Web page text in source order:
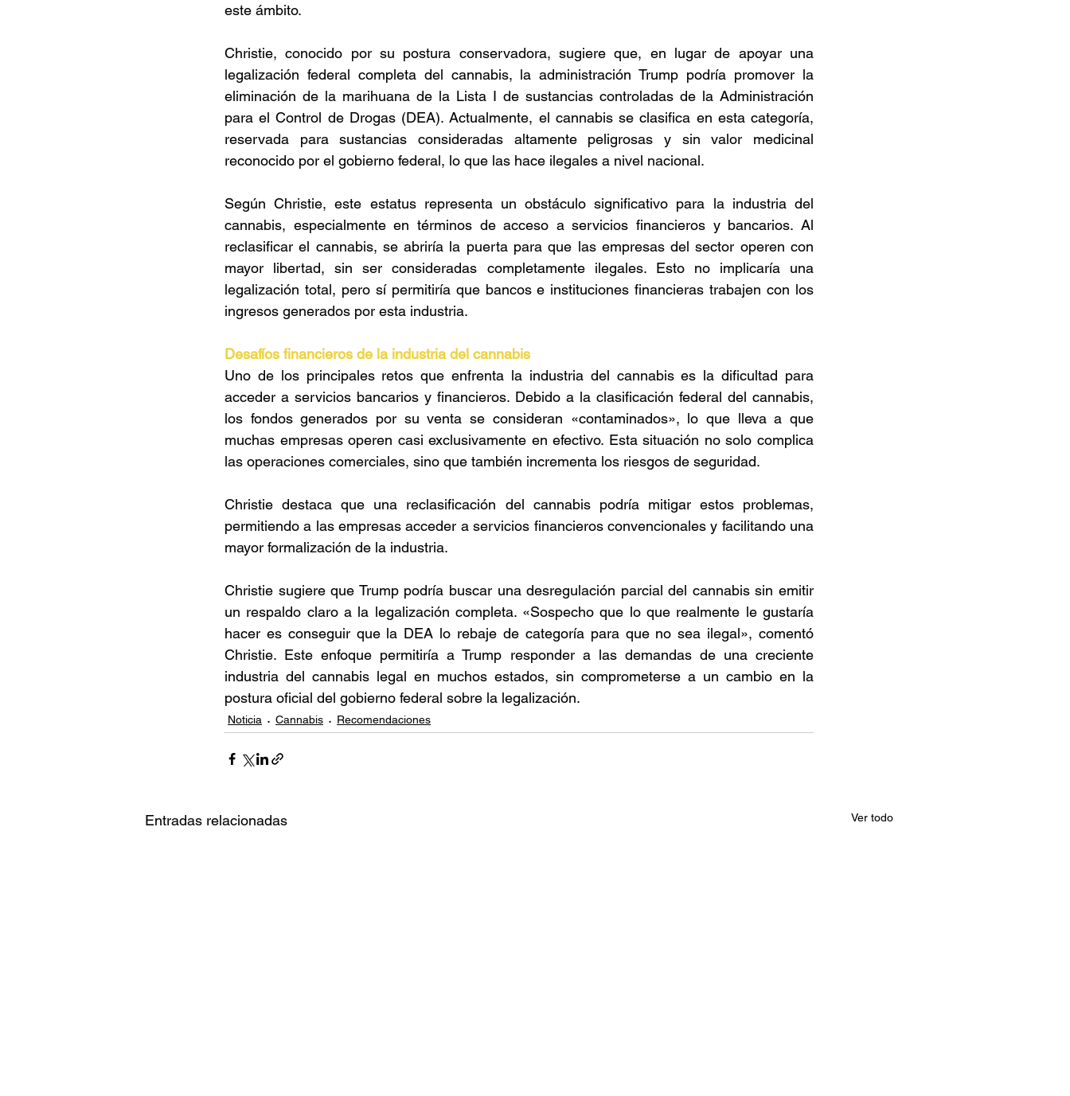
este ámbito.
Christie, conocido por su postura conservadora, sugiere que, en lugar de apoyar una
legalización federal completa del cannabis, la administración Trump podría promover la
eliminación de la marihuana de la Lista I de sustancias controladas de la Administración
para el Control de Drogas (DEA). Actualmente, el cannabis se clasifica en esta categoría,
reservada para sustancias consideradas altamente peligrosas y sin valor medicinal
reconocido por el gobierno federal, lo que las hace ilegales a nivel nacional.
Según Christie, este estatus representa un obstáculo significativo para la industria del
cannabis, especialmente en términos de acceso a servicios financieros y bancarios. Al
reclasificar el cannabis, se abriría la puerta para que las empresas del sector operen con
mayor libertad, sin ser consideradas completamente ilegales. Esto no implicaría una
legalización total, pero sí permitiría que bancos e instituciones financieras trabajen con los
ingresos generados por esta industria.
Desafíos financieros de la industria del cannabis
Uno de los principales retos que enfrenta la industria del cannabis es la dificultad para
acceder a servicios bancarios y financieros. Debido a la clasificación federal del cannabis,
los fondos generados por su venta se consideran «contaminados», lo que lleva a que
muchas empresas operen casi exclusivamente en efectivo. Esta situación no solo complica
las operaciones comerciales, sino que también incrementa los riesgos de seguridad.
Christie destaca que una reclasificación del cannabis podría mitigar estos problemas,
permitiendo a las empresas acceder a servicios financieros convencionales y facilitando una
mayor formalización de la industria.
Christie sugiere que Trump podría buscar una desregulación parcial del cannabis sin emitir
un respaldo claro a la legalización completa. «Sospecho que lo que realmente le gustaría
hacer es conseguir que la DEA lo rebaje de categoría para que no sea ilegal», comentó
Christie. Este enfoque permitiría a Trump responder a las demandas de una creciente
industria del cannabis legal en muchos estados, sin comprometerse a un cambio en la
postura oficial del gobierno federal sobre la legalización.
Noticia Cannabis Recomendaciones
Entradas relacionadas Ver todo